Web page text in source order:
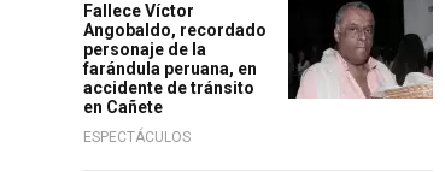
Fallece Víctor
Angobaldo, recordado
personaje de la
farándula peruana, en
accidente de tránsito
en Cañete
ESPECTÁCULOS